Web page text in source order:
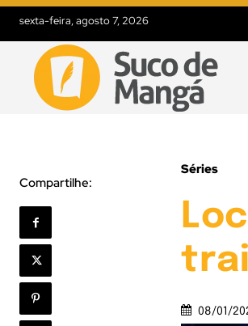
sexta-feira, agosto 7, 2026
Compartilhe:
Séries
08/01/